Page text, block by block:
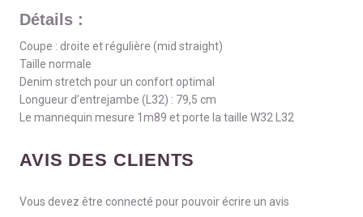
Détails :
Coupe : droite et régulière (mid straight)
Taille normale
Denim stretch pour un confort optimal
Longueur d’entrejambe (L32) : 79,5 cm
Le mannequin mesure 1m89 et porte la taille W32 L32
AVIS DES CLIENTS
Vous devez être connecté pour pouvoir écrire un avis